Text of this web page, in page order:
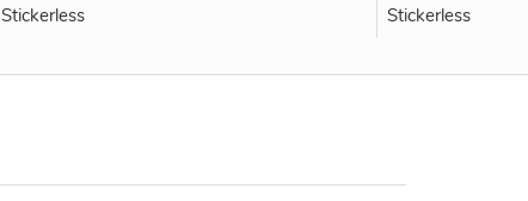
Stickerless Stickerless